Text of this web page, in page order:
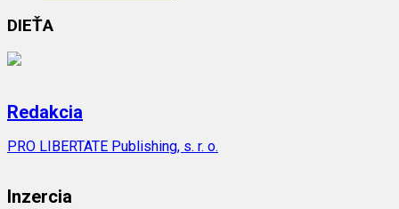
DIEŤA
Redakcia
PRO LIBERTATE Publishing, s. r. o.
Inzercia